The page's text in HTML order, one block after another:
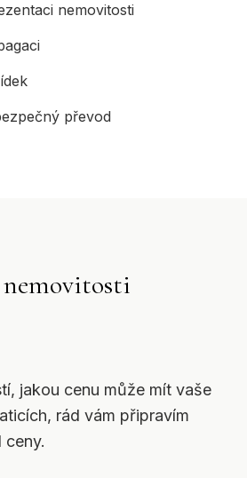
nemovitosti
převod
jakou cenu může mít vaše
rád vám připravím
ceny.